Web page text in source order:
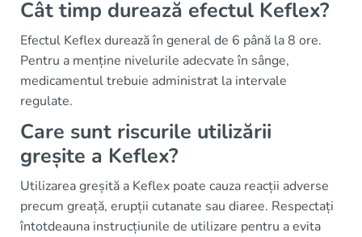
Cât timp durează efectul Keflex?
Efectul Keflex durează în general de 6 până la 8 ore.
Pentru a menține nivelurile adecvate în sânge,
medicamentul trebuie administrat la intervale
regulate.
Care sunt riscurile utilizării
greșite a Keflex?
Utilizarea greșită a Keflex poate cauza reacții adverse
precum greață, erupții cutanate sau diaree. Respectați
întotdeauna instrucțiunile de utilizare pentru a evita